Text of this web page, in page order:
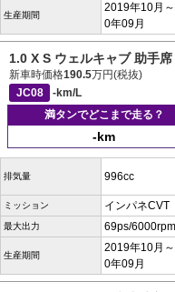
生産期間
2019年10月
0年09月
1.0 X S ウェルキャブ 助手
新車時価格190.5万円(税抜)
JC08
-km/L
満タンでどこまで走る？
-km
排気量 996cc
ミッション インパネCVT
最大出力 69ps/6000rpm
生産期間
2019年10月
0年09月